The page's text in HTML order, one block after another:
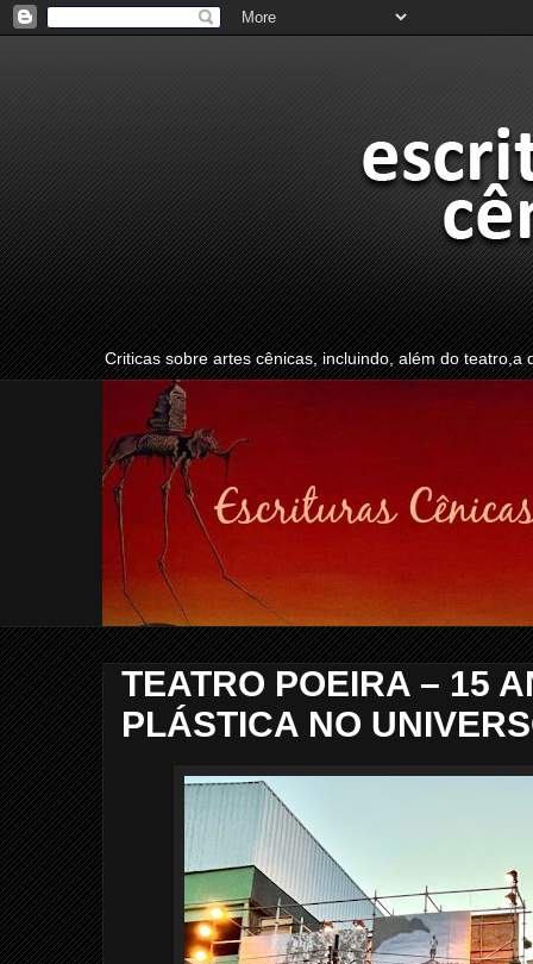
Criticas sobre artes cênicas, incluindo, além do
TEATRO POEIRA – 15
PLÁSTICA NO